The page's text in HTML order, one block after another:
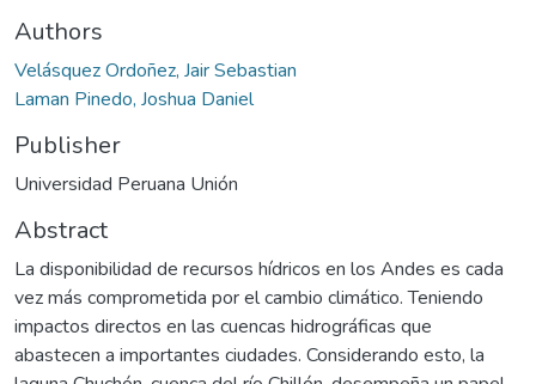
Authors
Velásquez Ordoñez, Jair Sebastian
Laman Pinedo, Joshua Daniel
Publisher
Universidad Peruana Unión
Abstract
La disponibilidad de recursos hídricos en los Andes es cada
vez más comprometida por el cambio climático. Teniendo
impactos directos en las cuencas hidrográficas que
abastecen a importantes ciudades. Considerando esto, la